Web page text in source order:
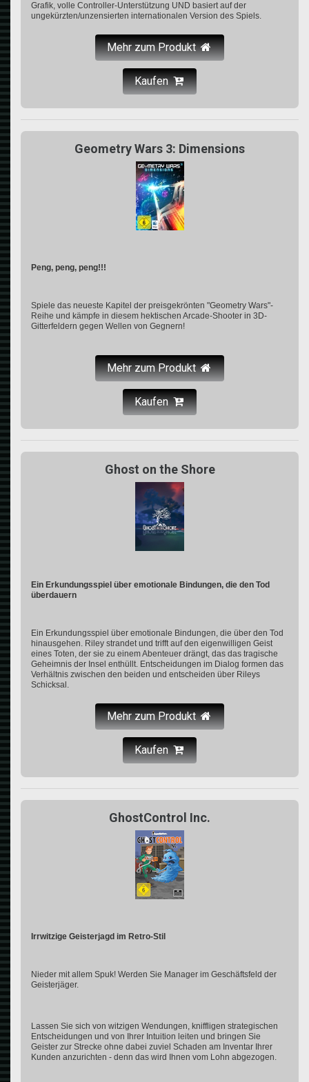
Grafik, volle Controller-Unterstützung UND basiert auf der
ungekürzten/unzensierten internationalen Version des Spiels.
Mehr zum Produkt
Kaufen
Geometry Wars 3: Dimensions
Peng, peng, peng!!!
Spiele das neueste Kapitel der preisgekrönten "Geometry Wars"-
Reihe und kämpfe in diesem hektischen Arcade-Shooter in 3D-
Gitterfeldern gegen Wellen von Gegnern!
Mehr zum Produkt
Kaufen
Ghost on the Shore
Ein Erkundungsspiel über emotionale Bindungen, die den Tod
überdauern
Ein Erkundungsspiel über emotionale Bindungen, die über den Tod
hinausgehen. Riley strandet und trifft auf den eigenwilligen Geist
eines Toten, der sie zu einem Abenteuer drängt, das das tragische
Geheimnis der Insel enthüllt. Entscheidungen im Dialog formen das
Verhältnis zwischen den beiden und entscheiden über Rileys
Schicksal.
Mehr zum Produkt
Kaufen
GhostControl Inc.
Irrwitzige Geisterjagd im Retro-Stil
Nieder mit allem Spuk! Werden Sie Manager im Geschäftsfeld der
Geisterjäger.
Lassen Sie sich von witzigen Wendungen, kniffligen strategischen
Entscheidungen und von Ihrer Intuition leiten und bringen Sie
Geister zur Strecke ohne dabei zuviel Schaden am Inventar Ihrer
Kunden anzurichten - denn das wird Ihnen vom Lohn abgezogen.